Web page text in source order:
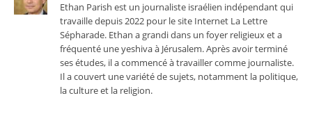
Ethan Parish est un journaliste israélien indépendant qui
travaille depuis 2022 pour le site Internet La Lettre
Sépharade. Ethan a grandi dans un foyer religieux et a
fréquenté une yeshiva à Jérusalem. Après avoir terminé
ses études, il a commencé à travailler comme journaliste.
Il a couvert une variété de sujets, notamment la politique,
la culture et la religion.